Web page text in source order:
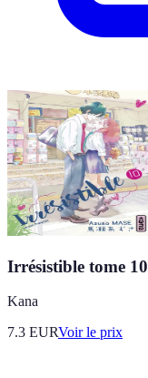
Irrésistible tome 10
Kana
7.3 EURVoir le prix